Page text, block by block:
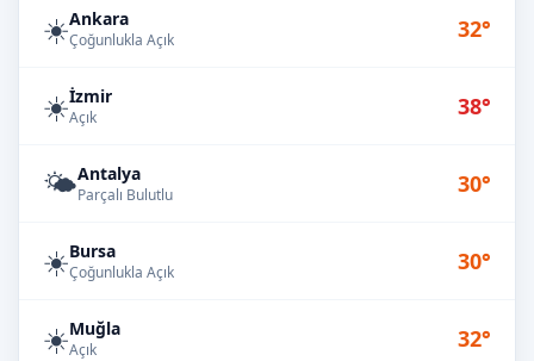
☀️Ankara
Çoğunlukla Açık 32°
☀️İzmir
Açık 38°
🌤️Antalya
Parçalı Bulutlu 30°
☀️Bursa
Çoğunlukla Açık 30°
☀️Muğla
Açık 32°